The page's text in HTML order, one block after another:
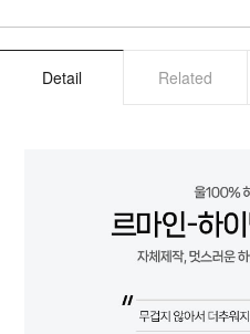
Detail Related